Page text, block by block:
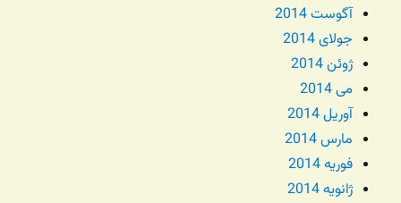
آگوست 2014
جولای 2014
ژوئن 2014
می 2014
آوریل 2014
مارس 2014
فوریه 2014
ژانویه 2014